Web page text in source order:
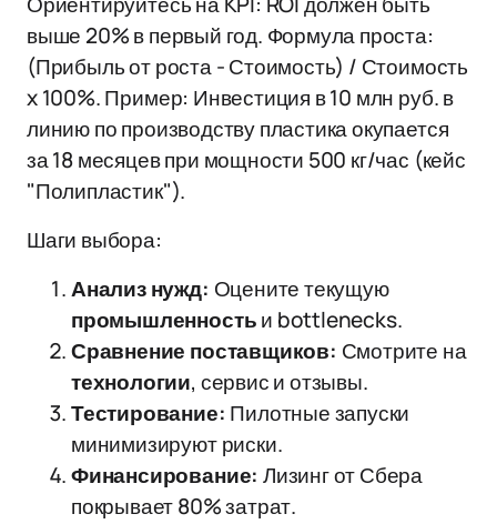
выше 20% в первый год. Формула проста:
(Прибыль от роста - Стоимость) / Стоимость
x 100%. Пример: Инвестиция в 10 млн руб. в
линию по производству пластика окупается
за 18 месяцев при мощности 500 кг/час (кейс
"Полипластик").
Шаги выбора:
Анализ нужд: Оцените текущую
промышленностьи bottlenecks.
Сравнение поставщиков: Смотрите на
технологии, сервис и отзывы.
Тестирование: Пилотные запуски
минимизируют риски.
Финансирование: Лизинг от Сбера
покрывает 80% затрат.